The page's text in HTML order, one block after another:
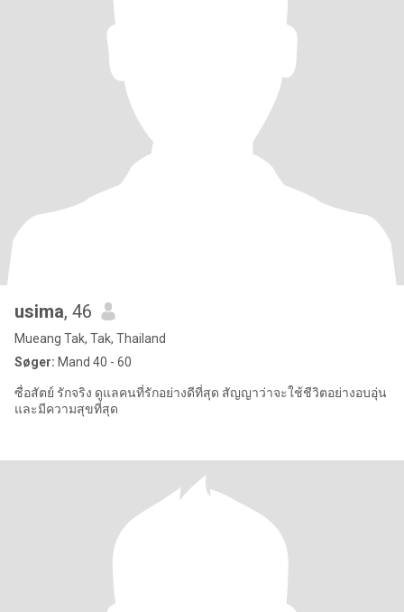
usima, 46
Mueang Tak, Tak, Thailand
Søger: Mand 40 - 60
ซื่อสัตย์ รักจริง ดูแลคนที่รักอย่างดีที่สุด สัญญาว่าจะใช้ชีวิตอย่างอบอุ่น
และมีความสุขที่สุด